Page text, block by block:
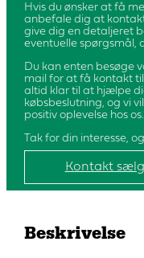
Hvis du ønsker at få
anbefale dig at
give dig en detaljeret
eventuelle spørgsmål,
Du kan enten besøge
mail for at få kontakt
altid klar til at hjælpe
købsbeslutning, og vi
positiv oplevelse hos os.
Tak for din interesse,
Kontakt
Beskrivelse